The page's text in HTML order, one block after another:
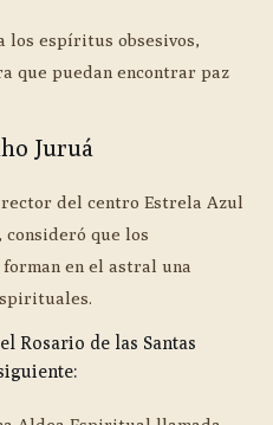
los espíritus obsesivos,
que puedan encontrar paz
Juruá
del centro Estrela Azul
consideró que los
forman en el astral una
Rosario de las Santas